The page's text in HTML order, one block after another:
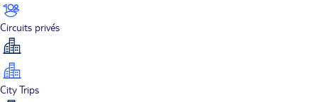
Circuits privés
City Trips